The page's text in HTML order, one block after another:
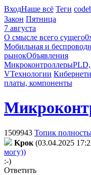
ВходНаше всё Теги
Закон Пятница
7 августа
О смысле всего сущего
Мобильная и
рынокОбъявления
Микроконтроллеры
VТехнологии
платы, компоненты
1509943 Топик
Kpoк (03.04.2025
могу))
:-)
Ответить